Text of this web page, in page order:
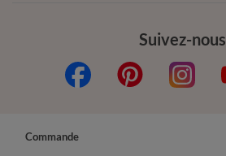
Suivez-nous
Commande